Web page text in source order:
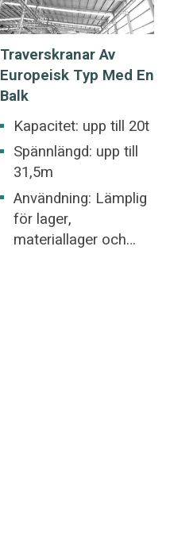
många
industriarbetsplatser
som betjänar olika
lyftapplikationer.
Traverskranar Av
Europeisk Typ Med En
Balk
Kapacitet: upp till 20t
Spännlängd: upp till
31,5m
Användning: Lämplig
för lager,
materiallager och